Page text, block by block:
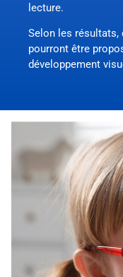
lecture.
Selon les résultats,
pourront être
développement